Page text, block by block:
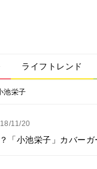
ライフトレンド
池栄子
11/20
「小池栄子」カバー